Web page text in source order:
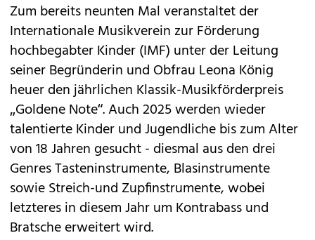
Zum bereits neunten Mal veranstaltet der
Internationale Musikverein zur Förderung
hochbegabter Kinder (IMF) unter der Leitung
seiner Begründerin und Obfrau Leona König
heuer den jährlichen Klassik-Musikförderpreis
„Goldene Note“. Auch 2025 werden wieder
talentierte Kinder und Jugendliche bis zum Alter
von 18 Jahren gesucht - diesmal aus den drei
Genres Tasteninstrumente, Blasinstrumente
sowie Streich-und Zupfinstrumente, wobei
letzteres in diesem Jahr um Kontrabass und
Bratsche erweitert wird.